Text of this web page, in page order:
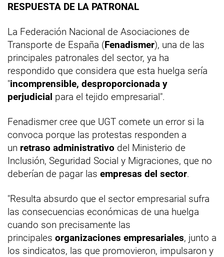
RESPUESTA DE LA PATRONAL
La Federación Nacional de Asociaciones de
Transporte de España (Fenadismer), una de las
principales patronales del sector, ya ha
respondido que considera que esta huelga sería
"incomprensible, desproporcionada y
perjudicial para el tejido empresarial".
Fenadismer cree que UGT comete un error si la
convoca porque las protestas responden a
un retraso administrativo del Ministerio de
Inclusión, Seguridad Social y Migraciones, que no
deberían de pagar las empresas del sector.
"Resulta absurdo que el sector empresarial sufra
las consecuencias económicas de una huelga
cuando son precisamente las
principales organizaciones empresariales, junto a
los sindicatos, las que promovieron, impulsaron y